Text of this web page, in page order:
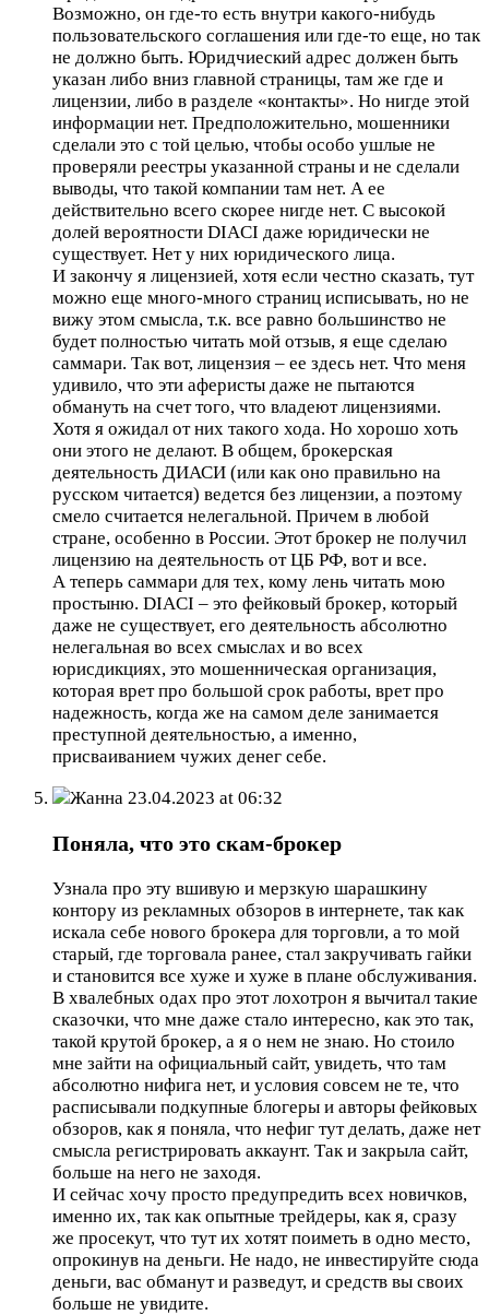
Возможно, он где-то есть внутри какого-нибудь
пользовательского соглашения или где-то еще, но так
не должно быть. Юридчиеский адрес должен быть
указан либо вниз главной страницы, там же где и
лицензии, либо в разделе «контакты». Но нигде этой
информации нет. Предположительно, мошенники
сделали это с той целью, чтобы особо ушлые не
проверяли реестры указанной страны и не сделали
выводы, что такой компании там нет. А ее
действительно всего скорее нигде нет. С высокой
долей вероятности DIACI даже юридически не
существует. Нет у них юридического лица.
И закончу я лицензией, хотя если честно сказать, тут
можно еще много-много страниц исписывать, но не
вижу этом смысла, т.к. все равно большинство не
будет полностью читать мой отзыв, я еще сделаю
саммари. Так вот, лицензия – ее здесь нет. Что меня
удивило, что эти аферисты даже не пытаются
обмануть на счет того, что владеют лицензиями.
Хотя я ожидал от них такого хода. Но хорошо хоть
они этого не делают. В общем, брокерская
деятельность ДИАСИ (или как оно правильно на
русском читается) ведется без лицензии, а поэтому
смело считается нелегальной. Причем в любой
стране, особенно в России. Этот брокер не получил
лицензию на деятельность от ЦБ РФ, вот и все.
А теперь саммари для тех, кому лень читать мою
простыню. DIACI – это фейковый брокер, который
даже не существует, его деятельность абсолютно
нелегальная во всех смыслах и во всех
юрисдикциях, это мошенническая организация,
которая врет про большой срок работы, врет про
надежность, когда же на самом деле занимается
преступной деятельностью, а именно,
присваиванием чужих денег себе.
Жанна 23.04.2023 at 06:32
Поняла, что это скам-брокер
Узнала про эту вшивую и мерзкую шарашкину
контору из рекламных обзоров в интернете, так как
искала себе нового брокера для торговли, а то мой
старый, где торговала ранее, стал закручивать гайки
и становится все хуже и хуже в плане обслуживания.
В хвалебных одах про этот лохотрон я вычитал такие
сказочки, что мне даже стало интересно, как это так,
такой крутой брокер, а я о нем не знаю. Но стоило
мне зайти на официальный сайт, увидеть, что там
абсолютно нифига нет, и условия совсем не те, что
расписывали подкупные блогеры и авторы фейковых
обзоров, как я поняла, что нефиг тут делать, даже нет
смысла регистрировать аккаунт. Так и закрыла сайт,
больше на него не заходя.
И сейчас хочу просто предупредить всех новичков,
именно их, так как опытные трейдеры, как я, сразу
же просекут, что тут их хотят поиметь в одно место,
опрокинув на деньги. Не надо, не инвестируйте сюда
деньги, вас обманут и разведут, и средств вы своих
больше не увидите.